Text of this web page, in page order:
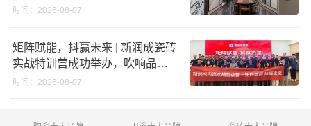
与门店升级新路径
时间：2026-08-07
矩阵赋能，抖赢未来 | 新润成瓷砖
实战特训营成功举办，吹响品牌
秋季营销冲锋号！
时间：2026-08-07